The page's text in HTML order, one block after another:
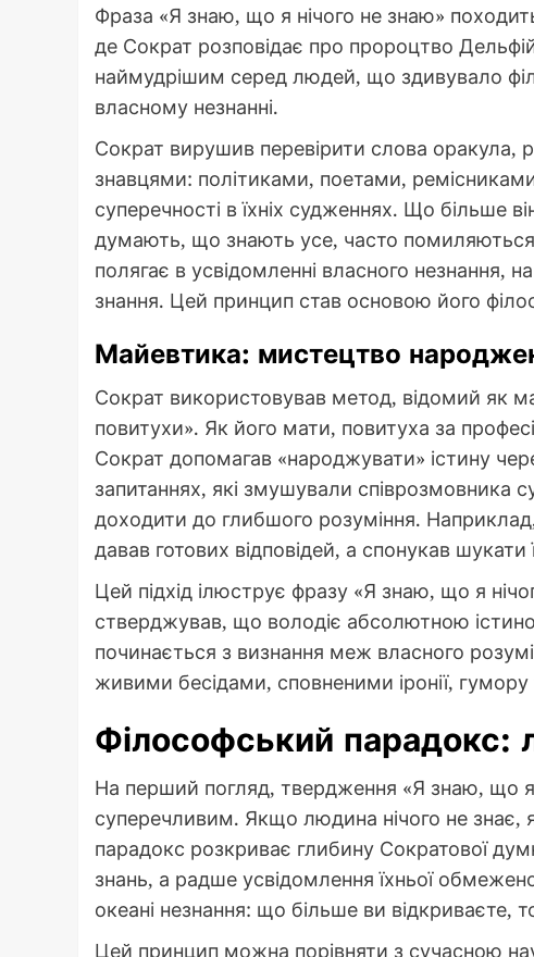
Фраза «Я знаю, що я нічого не знаю»
де Сократ розповідає про пророцтво
наймудрішим серед людей, що здивувало
власному незнанні.
Сократ вирушив перевірити слова оракула,
знавцями: політиками, поетами,
суперечності в їхніх судженнях. Що більше
думають, що знають усе, часто
полягає в усвідомленні власного незнання,
знання. Цей принцип став основою його
Майевтика: мистецтво
Сократ використовував метод, відомий як
повитухи». Як його мати, повитуха за
Сократ допомагав «народжувати» істину
запитаннях, які змушували співрозмовника
доходити до глибшого розуміння.
давав готових відповідей, а спонукав шукати
Цей підхід ілюструє фразу «Я знаю, що я
стверджував, що володіє абсолютною
починається з визнання меж власного
живими бесідами, сповненими іронії,
Філософський парадокс:
На перший погляд, твердження «Я знаю, що я
суперечливим. Якщо людина нічого не
парадокс розкриває глибину Сократової
знань, а радше усвідомлення їхньої
океані незнання: що більше ви відкриваєте,
Цей принцип можна порівняти з сучасною